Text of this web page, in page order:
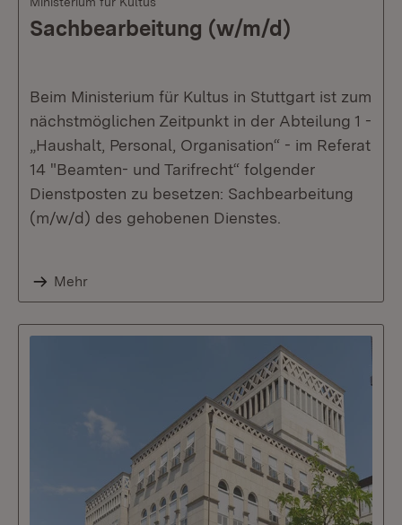
Sachbearbeitung (w/m/d)
Beim Ministerium für Kultus in Stuttgart ist zum
nächstmöglichen Zeitpunkt in der Abteilung 1 -
„Haushalt, Personal, Organisation“ - im Referat
14 "Beamten- und Tarifrecht“ folgender
Dienstposten zu besetzen: Sachbearbeitung
(m/w/d) des gehobenen Dienstes.
Mehr